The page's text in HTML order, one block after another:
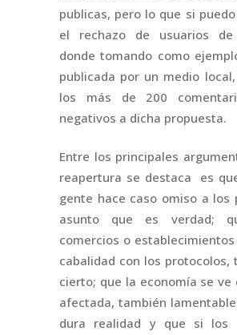
publicas, pero lo que si
el rechazo de usuarios de
donde tomando como
publicada por un medio
los más de 200
negativos a dicha propuesta.
Entre los principales
reapertura se destaca es
gente hace caso omiso a los
asunto que es verdad;
comercios o
cabalidad con los protocolos,
cierto; que la economía se ve
afectada, también
dura realidad y que si los